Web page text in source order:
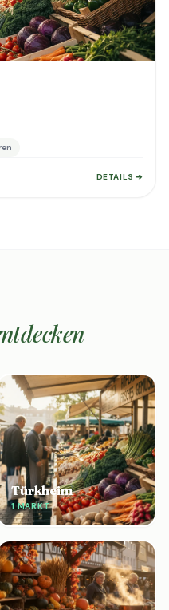
DETAILS ➔
Türkheim
1 MARKT